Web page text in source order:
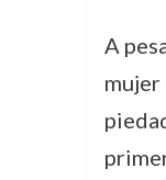
A
mujer